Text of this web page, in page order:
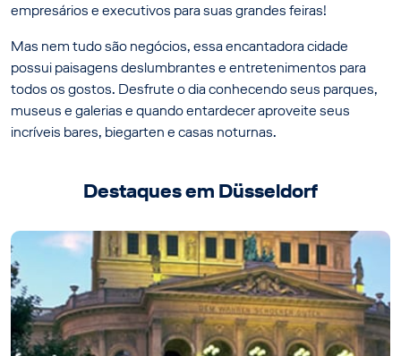
empresários e executivos para suas grandes feiras!
Mas nem tudo são negócios, essa encantadora cidade
possui paisagens deslumbrantes e entretenimentos para
todos os gostos. Desfrute o dia conhecendo seus parques,
museus e galerias e quando entardecer aproveite seus
incríveis bares, biegarten e casas noturnas.
Destaques em Düsseldorf